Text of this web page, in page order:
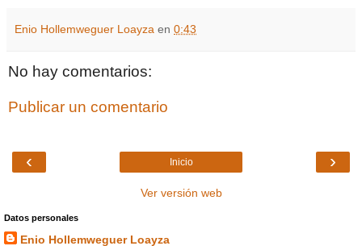
Enio Hollemweguer Loayza en 0:43
No hay comentarios:
Publicar un comentario
‹ ›
Inicio
Ver versión web
Datos personales
Enio Hollemweguer Loayza